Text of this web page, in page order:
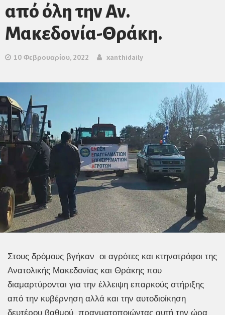
από όλη την Αν.
Μακεδονία-Θράκη.
10 Φεβρουαρίου, 2022 xanthidaily
Στους δρόμους βγήκαν οι αγρότες και κτηνοτρόφοι της
Ανατολικής Μακεδονίας και Θράκης που
διαμαρτύρονται για την έλλειψη επαρκούς στήριξης
από την κυβέρνηση αλλά και την αυτοδιοίκηση
δευτέρου βαθμού πραγματοποιώντας αυτή την ώρα